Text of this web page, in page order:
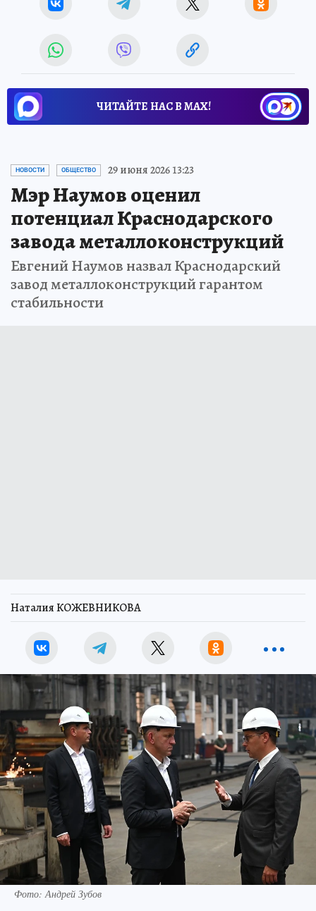
ЧИТАЙТЕ НАС В МАХ!
НОВОСТИ ОБЩЕСТВО 29 июня 2026 13:23
Мэр Наумов оценил
потенциал Краснодарского
завода металлоконструкций
Евгений Наумов назвал Краснодарский
завод металлоконструкций гарантом
стабильности
Наталия КОЖЕВНИКОВА
Фото: Андрей Зубов